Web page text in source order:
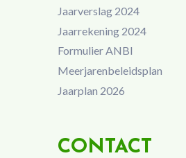
Jaarverslag 2024
Jaarrekening 2024
Formulier ANBI
Meerjarenbeleidsplan
Jaarplan 2026
CONTACT